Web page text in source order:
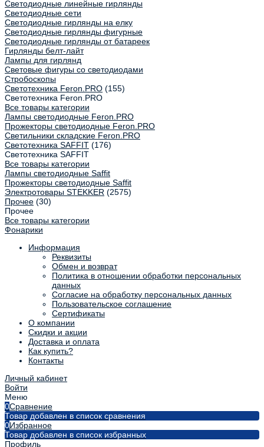
Светодиодные линейные гирлянды
Светодиодные сети
Светодиодные гирлянды на елку
Светодиодные гирлянды фигурные
Светодиодные гирлянды от батареек
Гирлянды белт-лайт
Лампы для гирлянд
Световые фигуры со светодиодами
Стробоскопы
Светотехника Feron.PRO (155)
Светотехника Feron.PRO
Все товары категории
Лампы светодиодные Feron.PRO
Прожекторы светодиодные Feron.PRO
Светильники складские Feron.PRO
Светотехника SAFFIT (176)
Светотехника SAFFIT
Все товары категории
Лампы светодиодные Saffit
Прожекторы светодиодные Saffit
Электротовары STEKKER (2575)
Прочее (30)
Прочее
Все товары категории
Фонарики
Информация
Реквизиты
Обмен и возврат
Политика в отношении обработки персональных
данных
Согласие на обработку персональных данных
Пользовательское соглашение
Сертификаты
О компании
Скидки и акции
Доставка и оплата
Как купить?
Контакты
Личный кабинет
Войти
Меню
0Сравнение
Товар добавлен в список сравнения
0Избранное
Товар добавлен в список избранных
Профиль